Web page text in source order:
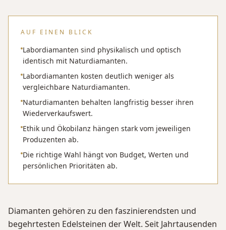
AUF EINEN BLICK
Labordiamanten sind physikalisch und optisch
identisch mit Naturdiamanten.
Labordiamanten kosten deutlich weniger als
vergleichbare Naturdiamanten.
Naturdiamanten behalten langfristig besser ihren
Wiederverkaufswert.
Ethik und Ökobilanz hängen stark vom jeweiligen
Produzenten ab.
Die richtige Wahl hängt von Budget, Werten und
persönlichen Prioritäten ab.
Diamanten gehören zu den faszinierendsten und
begehrtesten Edelsteinen der Welt. Seit Jahrtausenden